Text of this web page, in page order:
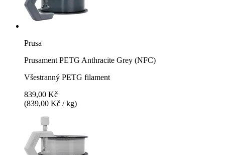
Prusa
Prusament PETG Anthracite Grey (NFC)
Všestranný PETG filament
839,00 Kč
(839,00 Kč / kg)